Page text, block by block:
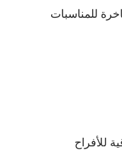
للمناسبات
للأفراح